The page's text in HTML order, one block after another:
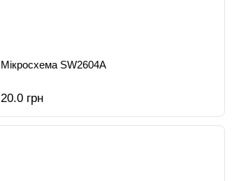
Мікросхема SW2604A
20.0 грн